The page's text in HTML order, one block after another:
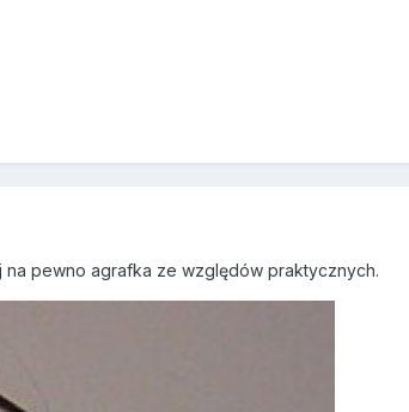
na pewno agrafka ze względów praktycznych.